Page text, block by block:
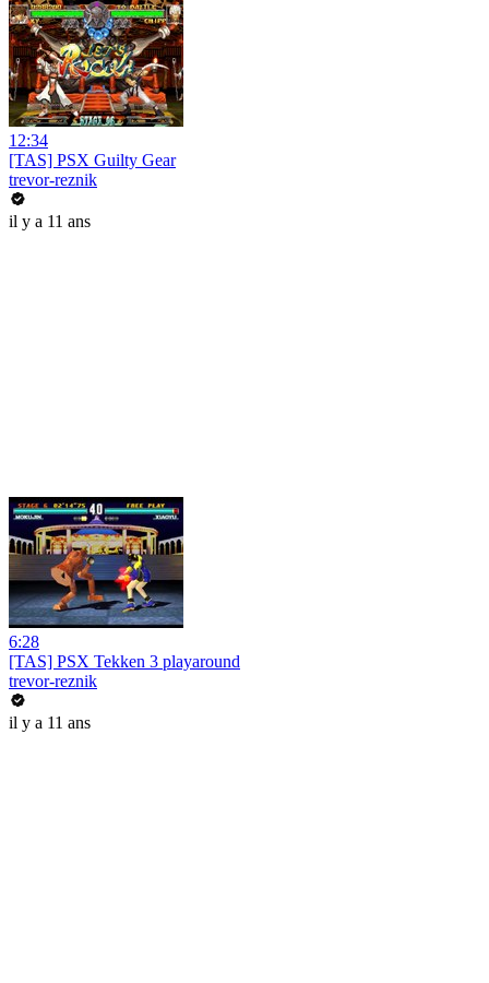
12:34
[TAS] PSX Guilty Gear
trevor-reznik
il y a 11 ans
6:28
[TAS] PSX Tekken 3 playaround
trevor-reznik
il y a 11 ans